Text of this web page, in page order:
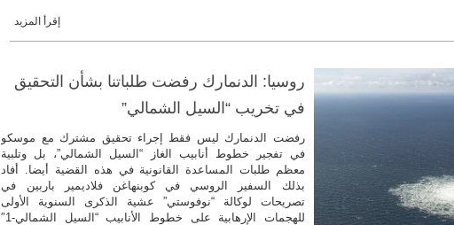
إقرأ المزيد
روسيا: الدنمارك رفضت طلباتنا بشأن التحقيق
في تخريب “السيل الشمالي”
رفضت الدنمارك ليس فقط إجراء تحقيق مشترك مع موسكو
في تفجير خطوط أنابيب الغاز “السيل الشمالي”، بل وتلبية
معظم طلبات المساعدة القانونية في هذه القضية أيضا. أفاد
بذلك السفير الروسي في كوبنهاغن فلاديمير باربين في
تصريحات لوكالة “نوفوستي” عشية الذكرى السنوية الأولى
للهجمات الإرهابية على خطوط الأنابيب “السيل الشمالي-1″